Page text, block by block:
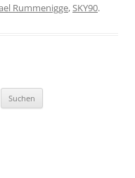
Rummenigge,SKY90.